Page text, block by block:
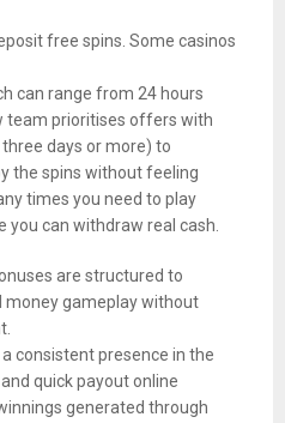
free spins. Some casinos
can range from 24 hours
team prioritises offers with
days or more) to
the spins without feeling
times you need to play
you can withdraw real cash.
are structured to
money gameplay without
consistent presence in the
quick payout online
generated through